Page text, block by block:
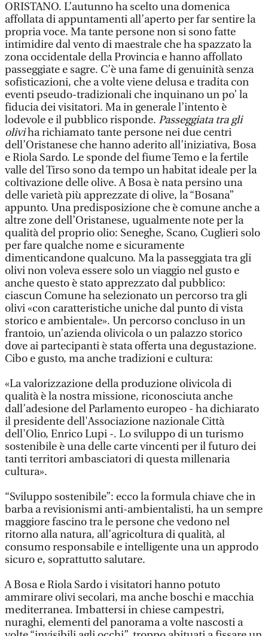
ORISTANO. L’autunno ha scelto una domenica
affollata di appuntamenti all’aperto per far sentire la
propria voce. Ma tante persone non si sono fatte
intimidire dal vento di maestrale che ha spazzato la
zona occidentale della Provincia e hanno affollato
passeggiate e sagre. C’è una fame di genuinità senza
sofisticazioni, che a volte viene delusa e tradita con
eventi pseudo-tradizionali che inquinano un po’ la
fiducia dei visitatori. Ma in generale l’intento è
lodevole e il pubblico risponde. Passeggiata tra gli
oliviha richiamato tante persone nei due centri
dell’Oristanese che hanno aderito all’iniziativa, Bosa
e Riola Sardo. Le sponde del fiume Temo e la fertile
valle del Tirso sono da tempo un habitat ideale per la
coltivazione delle olive. A Bosa è nata persino una
delle varietà più apprezzate di olive, la “Bosana”
appunto. Una predisposizione che è comune anche a
altre zone dell’Oristanese, ugualmente note per la
qualità del proprio olio: Seneghe, Scano, Cuglieri solo
per fare qualche nome e sicuramente
dimenticandone qualcuno. Ma la passeggiata tra gli
olivi non voleva essere solo un viaggio nel gusto e
anche questo è stato apprezzato dal pubblico:
ciascun Comune ha selezionato un percorso tra gli
olivi «con caratteristiche uniche dal punto di vista
storico e ambientale». Un percorso concluso in un
frantoio, un’azienda olivicola o un palazzo storico
dove ai partecipanti è stata offerta una degustazione.
Cibo e gusto, ma anche tradizioni e cultura:
«La valorizzazione della produzione olivicola di
qualità è la nostra missione, riconosciuta anche
dall’adesione del Parlamento europeo - ha dichiarato
il presidente dell'Associazione nazionale Città
dell'Olio, Enrico Lupi -. Lo sviluppo di un turismo
sostenibile è una delle carte vincenti per il futuro dei
tanti territori ambasciatori di questa millenaria
cultura».
“Sviluppo sostenibile”: ecco la formula chiave che in
barba a revisionismi anti-ambientalisti, ha un sempre
maggiore fascino tra le persone che vedono nel
ritorno alla natura, all’agricoltura di qualità, al
consumo responsabile e intelligente una un approdo
sicuro e, soprattutto salutare.
A Bosa e Riola Sardo i visitatori hanno potuto
ammirare olivi secolari, ma anche boschi e macchia
mediterranea. Imbattersi in chiese campestri,
nuraghi, elementi del panorama a volte nascosti a